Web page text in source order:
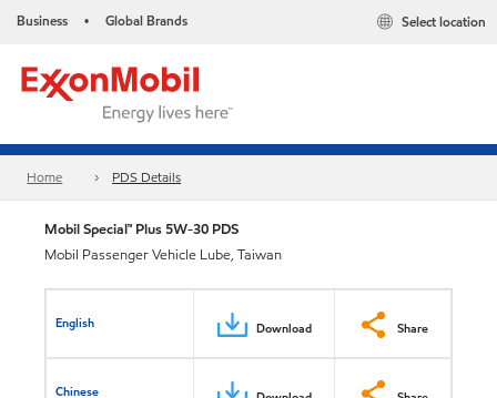
Business • Global Brands Select location
Home PDS Details
Mobil Special™ Plus 5W-30 PDS
Mobil Passenger Vehicle Lube, Taiwan
English Download Share
Chinese